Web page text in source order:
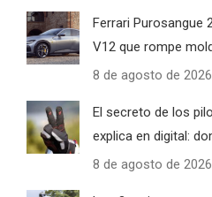
Ferrari Purosangue
V12 que rompe
8 de agosto de 2026
El secreto de los
explica en digital:
8 de agosto de 2026